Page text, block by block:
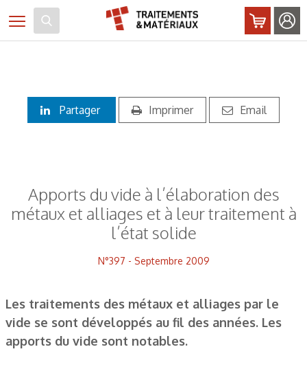
Toggle navigation
Partager Imprimer Email
Apports du vide à l’élaboration des
métaux et alliages et à leur traitement à
l’état solide
N°397 - Septembre 2009
Les traitements des métaux et alliages par le
vide se sont développés au fil des années. Les
apports du vide sont notables.
Panneau de gestion des cookies